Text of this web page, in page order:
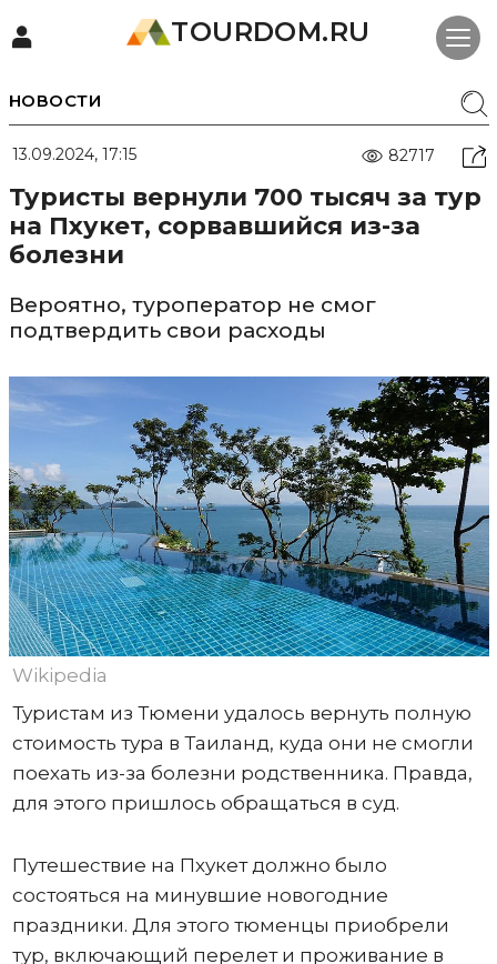
TOURDOM.RU
НОВОСТИ
13.09.2024, 17:15 82717
Туристы вернули 700 тысяч за тур
на Пхукет, сорвавшийся из-за
болезни
Вероятно, туроператор не смог
подтвердить свои расходы
Wikipedia
Туристам из Тюмени удалось вернуть полную
стоимость тура в Таиланд, куда они не смогли
поехать из-за болезни родственника. Правда,
для этого пришлось обращаться в суд.
Путешествие на Пхукет должно было
состояться на минувшие новогодние
праздники. Для этого тюменцы приобрели
тур, включающий перелет и проживание в